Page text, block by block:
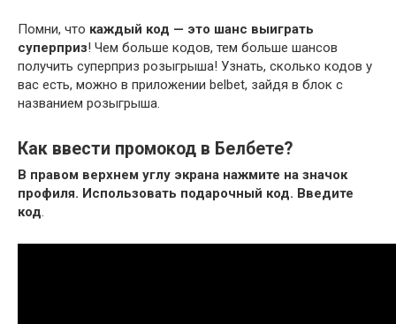
Помни, что каждый код — это шанс выиграть
суперприз! Чем больше кодов, тем больше шансов
получить суперприз розыгрыша! Узнать, сколько кодов у
вас есть, можно в приложении belbet, зайдя в блок с
названием розыгрыша.
Как ввести промокод в Белбете?
В правом верхнем углу экрана нажмите на значок
профиля. Использовать подарочный код. Введите
код.